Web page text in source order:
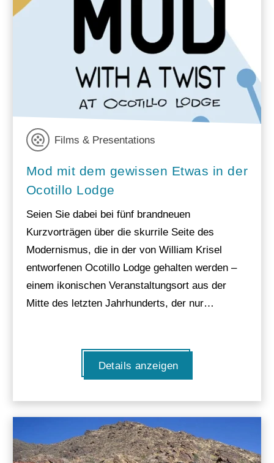
Films & Presentations
Mod mit dem gewissen Etwas in der
Ocotillo Lodge
Seien Sie dabei bei fünf brandneuen
Kurzvorträgen über die skurrile Seite des
Modernismus, die in der von William Krisel
entworfenen Ocotillo Lodge gehalten werden –
einem ikonischen Veranstaltungsort aus der
Mitte des letzten Jahrhunderts, der nur…
Details anzeigen